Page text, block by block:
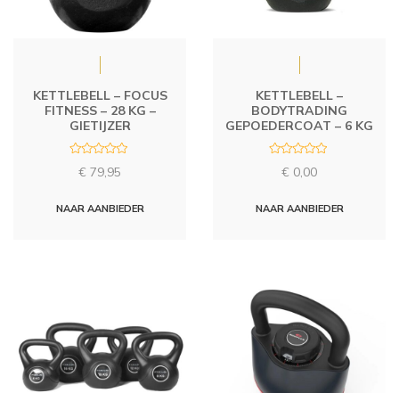
KETTLEBELL – FOCUS
FITNESS – 28 KG –
GIETIJZER
d
€ 79,95
NAAR AANBIEDER
KETTLEBELL –
BODYTRADING
GEPOEDERCOAT – 6 KG
d
€ 0,00
NAAR AANBIEDER